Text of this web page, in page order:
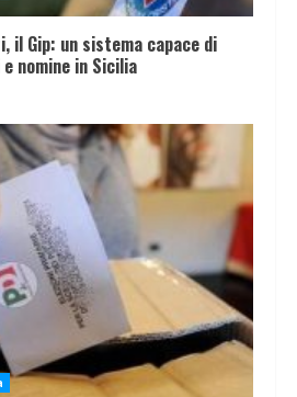
il Gip: un sistema capace di
nomine in Sicilia